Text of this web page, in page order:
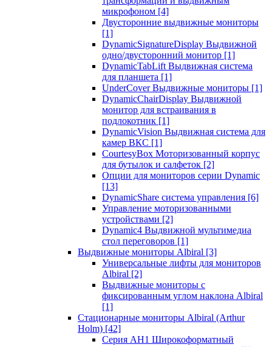
микрофоном [4]
Двусторонние выдвижные мониторы
[1]
DynamicSignatureDisplay Выдвижной
одно/двусторонний монитор [1]
DynamicTabLift Выдвижная система
для планшета [1]
UnderCover Выдвижные мониторы [1]
DynamicChairDisplay Выдвижной
монитор для встраивания в
подлокотник [1]
DynamicVision Выдвижная система для
камер ВКС [1]
CourtesyBox Моторизованный корпус
для бутылок и салфеток [2]
Опции для мониторов серии Dynamic
[13]
DynamicShare система управления [6]
Управление моторизованными
устройствами [2]
Dynamic4 Выдвижной мультимедиа
стол переговоров [1]
Выдвижные мониторы Albiral [3]
Универсальные лифты для мониторов
Albiral [2]
Выдвижные мониторы с
фиксированным углом наклона Albiral
[1]
Стационарные мониторы Albiral (Arthur
Holm) [42]
Серия AH1 Широкоформатный